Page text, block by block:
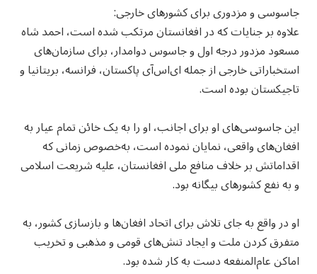
جاسوسی و مزدوری برای کشورهای خارجی:
علاوه بر جنایات که در افغانستان مرتکب شده است، احمد شاه
مسعود مزدور درجه اول و جاسوس دوامدار، برای سازمان‌های
استخباراتی خارجی از جمله ای‌اس‌آی پاکستان، فرانسه، بریتانیا و
تاجیکستان بوده است.
این جاسوسی‌های او برای اجانب، او را به یک خائن تمام عیار به
افغان‌های واقعی، نمایان نموده است، به‌خصوص زمانی که
اقداماتش بر خلاف منافع ملی افغانستان، علیه شریعت اسلامی
و به نفع کشورهای بیگانه بود.
او در واقع به جای تلاش برای اتحاد افغان‌ها و بازسازی کشور، به
متفرق کردن ملت و ایجاد تنش‌های قومی و مذهبی و تخریب
اماکن عام‌المنفعه دست به کار شده بود.